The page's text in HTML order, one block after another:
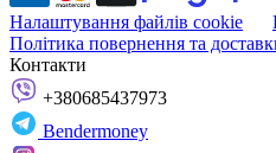
Налаштування файлів cookie
Політика повернення та
Контакти
+380685437973
Bendermoney